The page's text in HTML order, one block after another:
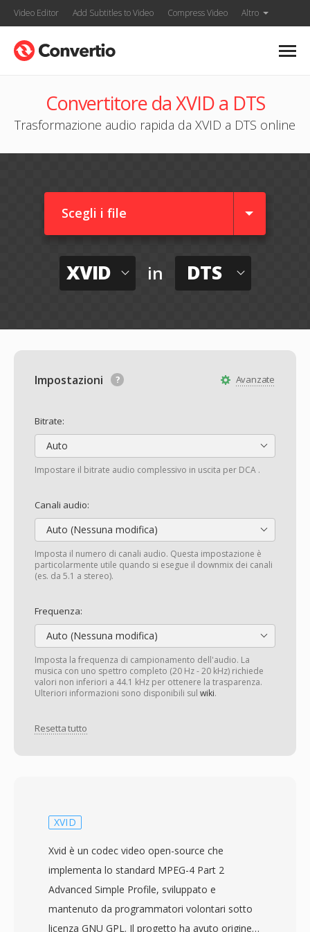
Video Editor Add Subtitles to Video Compress Video Altro
Convertitore da XVID a DTS
Trasformazione audio rapida da XVID a DTS online
Scegli i file
XVID in DTS
Avanzate
Impostazioni
Bitrate:
Auto
Impostare il bitrate audio complessivo in uscita per DCA .
Canali audio:
Auto (Nessuna modifica)
Imposta il numero di canali audio. Questa impostazione è
particolarmente utile quando si esegue il downmix dei canali
(es. da 5.1 a stereo).
Frequenza:
Auto (Nessuna modifica)
Imposta la frequenza di campionamento dell'audio. La
musica con uno spettro completo (20 Hz - 20 kHz) richiede
valori non inferiori a 44.1 kHz per ottenere la trasparenza.
Ulteriori informazioni sono disponibili sul wiki.
Resetta tutto
XVID
Xvid è un codec video open-source che
implementa lo standard MPEG-4 Part 2
Advanced Simple Profile, sviluppato e
mantenuto da programmatori volontari sotto
licenza GNU GPL. Il progetto ha avuto origine